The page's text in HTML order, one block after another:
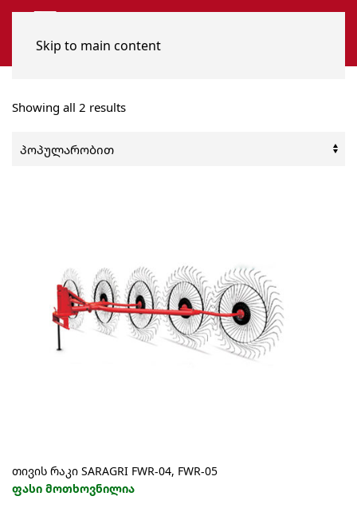
Skip to main content
Showing all 2 resultsSorted
თივის რაკი SARAGRI FWR-04, FWR-05
ფასი მოთხოვნილია